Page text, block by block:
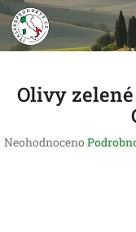
Přejít
na
obsah
Olivy
Průměrné
Neohodnoceno